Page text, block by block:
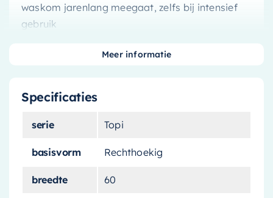
waskom jarenlang meegaat, zelfs bij intensief
gebruik
Maak kennis met de
een prachtige aanvulling op uw badkamer die
zowel functionaliteit als stijl biedt. Deze waskom
is vervaardigd doorMondiaz, een merk dat
sanitairproducten.
Specificaties
serie Topi
basisvorm Rechthoekig
breedte 60
Meer informatie